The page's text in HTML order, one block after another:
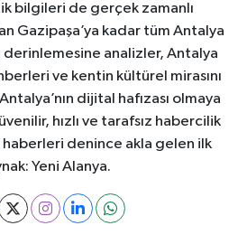
bilgileri de gerçek zamanlı
Gazipaşa’ya kadar tüm Antalya
derinlemesine analizler, Antalya
ve kentin kültürel mirasını
dijital hafızası olmaya
hızlı ve tarafsız habercilik
haberleri denince akla gelen ilk
Yeni Alanya.